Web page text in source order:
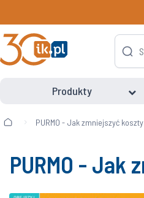
Produkty
PURMO - Jak zmniejszyć
PURMO - Jak